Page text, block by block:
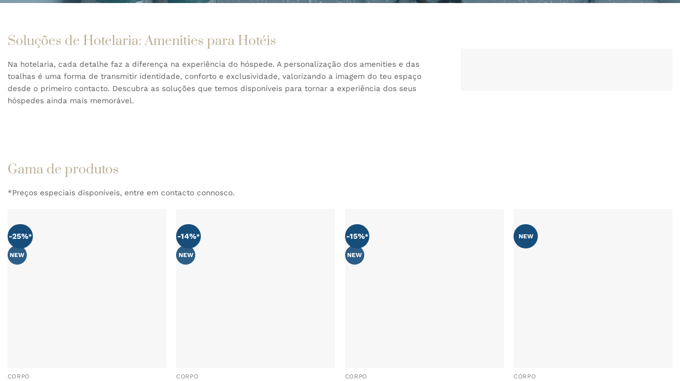
Soluções de Hotelaria: Amenities para Hotéis
Na hotelaria, cada detalhe faz a diferença na experiência do hóspede. A personalização dos amenities e das
toalhas é uma forma de transmitir identidade, conforto e exclusividade, valorizando a imagem do teu espaço
desde o primeiro contacto. Descubra as soluções que temos disponíveis para tornar a experiência dos seus
hóspedes ainda mais memorável.
Gama de produtos
*Preços especiais disponíveis, entre em contacto connosco.
-25%
NEW
CORPO
-14%
NEW
CORPO
-15%
NEW
CORPO
NEW
CORPO